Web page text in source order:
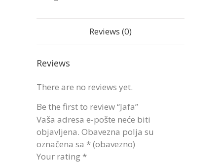
Reviews (0)
Reviews
There are no reviews yet.
Be the first to review “Jafa”
Vaša adresa e-pošte neće biti
objavljena. Obavezna polja su
označena sa * (obavezno)
Your rating *